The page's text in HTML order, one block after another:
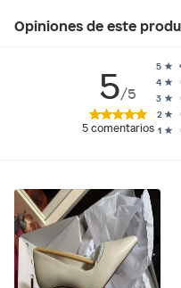
Opiniones de este
5/5
5 comentarios 1
2
3
4
5